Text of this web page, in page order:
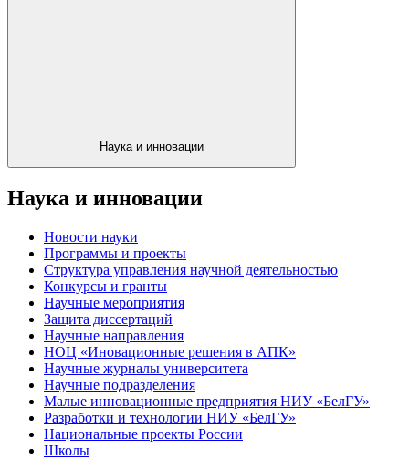
Наука и инновации
Наука и инновации
Новости науки
Программы и проекты
Структура управления научной деятельностью
Конкурсы и гранты
Научные мероприятия
Защита диссертаций
Научные направления
НОЦ «Иновационные решения в АПК»
Научные журналы университета
Научные подразделения
Малые инновационные предприятия НИУ «БелГУ»
Разработки и технологии НИУ «БелГУ»
Национальные проекты России
Школы